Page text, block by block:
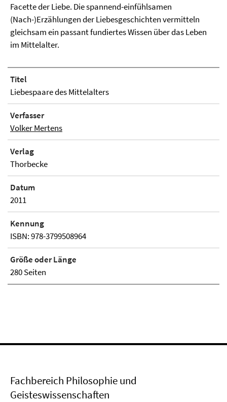
Facette der Liebe. Die spannend-einfühlsamen
(Nach-)Erzählungen der Liebesgeschichten vermitteln
gleichsam ein passant fundiertes Wissen über das Leben
im Mittelalter.
Titel
Liebespaare des Mittelalters
Verfasser
Volker Mertens
Verlag
Thorbecke
Datum
2011
Kennung
ISBN: 978-3799508964
Größe oder Länge
280 Seiten
Fachbereich Philosophie und
Geisteswissenschaften